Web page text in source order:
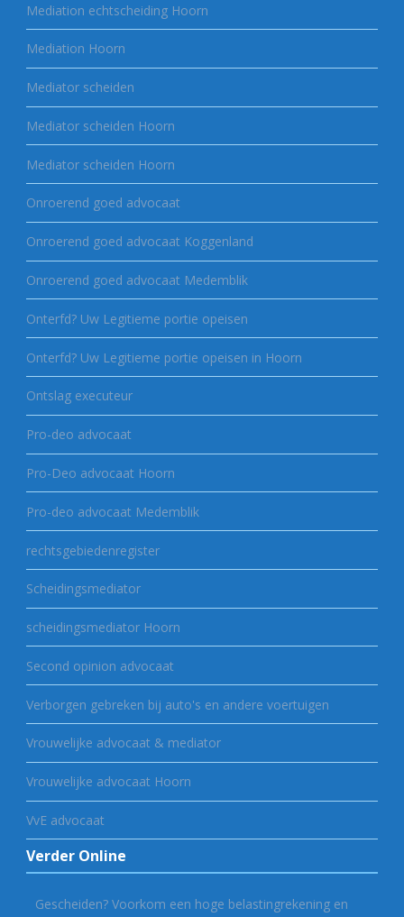
Mediation echtscheiding Hoorn
Mediation Hoorn
Mediator scheiden
Mediator scheiden Hoorn
Mediator scheiden Hoorn
Onroerend goed advocaat
Onroerend goed advocaat Koggenland
Onroerend goed advocaat Medemblik
Onterfd? Uw Legitieme portie opeisen
Onterfd? Uw Legitieme portie opeisen in Hoorn
Ontslag executeur
Pro-deo advocaat
Pro-Deo advocaat Hoorn
Pro-deo advocaat Medemblik
rechtsgebiedenregister
Scheidingsmediator
scheidingsmediator Hoorn
Second opinion advocaat
Verborgen gebreken bij auto's en andere voertuigen
Vrouwelijke advocaat & mediator
Vrouwelijke advocaat Hoorn
VvE advocaat
Verder Online
Gescheiden? Voorkom een hoge belastingrekening en